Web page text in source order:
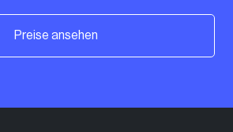
Preise ansehen